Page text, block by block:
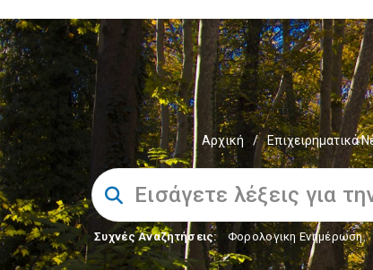
Αρχική / Επιχειρηματικά
Συχνές Αναζητήσεις: Φορολογικη Ενημέρωση,